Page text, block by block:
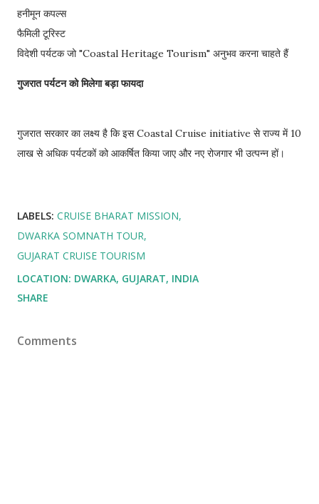
हनीमून कपल्स
फैमिली टूरिस्ट
विदेशी पर्यटक जो "Coastal Heritage Tourism" अनुभव करना चाहते हैं
गुजरात पर्यटन को मिलेगा बड़ा फायदा
गुजरात सरकार का लक्ष्य है कि इस Coastal Cruise initiative से राज्य में 10
लाख से अधिक पर्यटकों को आकर्षित किया जाए और नए रोजगार भी उत्पन्न हों।
LABELS: CRUISE BHARAT MISSION
DWARKA SOMNATH TOUR
GUJARAT CRUISE TOURISM
LOCATION: DWARKA, GUJARAT, INDIA
SHARE
Comments